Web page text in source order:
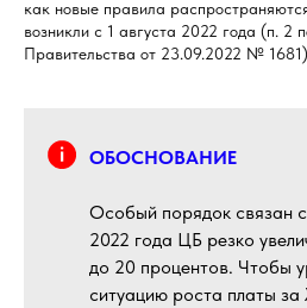
как новые правила
возникли с 1 августа 2022 года (п. 2
Правительства от 23.09.2022 №
ОБОСНОВАНИЕ
Особый порядок связан
2022 года ЦБ резко
до 20 процентов. Чтобы
ситуацию роста платы